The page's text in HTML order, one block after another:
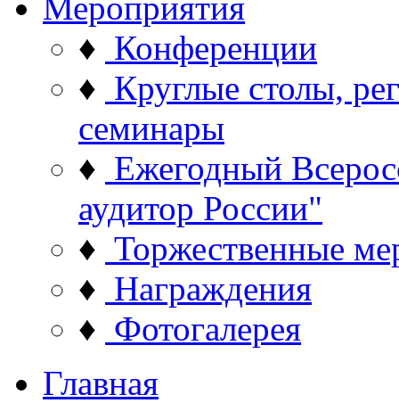
♦ Конференции
♦ Круглые столы,
семинары
♦ Ежегодный
аудитор России"
♦ Торжественные
♦ Награждения
♦ Фотогалерея
Главная